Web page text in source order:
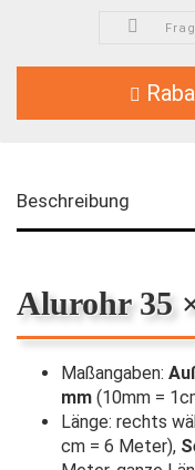
Beschreibung
Alurohr 35
Maßangaben:
mm (10mm =
Länge: rechts
cm = 6 Meter),